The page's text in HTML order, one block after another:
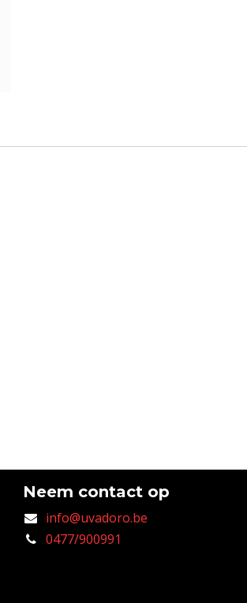
Neem contact op
info@uvadoro.be
0477/900991